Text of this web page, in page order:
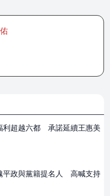
利超越六都 承諾延續王惠美
平政與黨籍提名人 高喊支持